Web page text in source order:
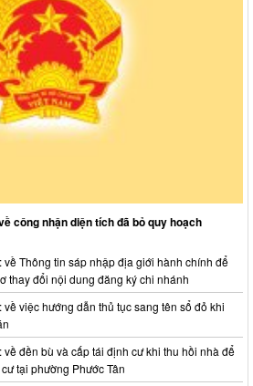
công nhận diện tích đã bỏ quy hoạch
về Thông tin sáp nhập địa giới hành chính để
thay đổi nội dung đăng ký chi nhánh
việc hướng dẫn thủ tục sang tên sổ đỏ khi
đền bù và cấp tái định cư khi thu hồi nhà để
tại phường Phước Tân